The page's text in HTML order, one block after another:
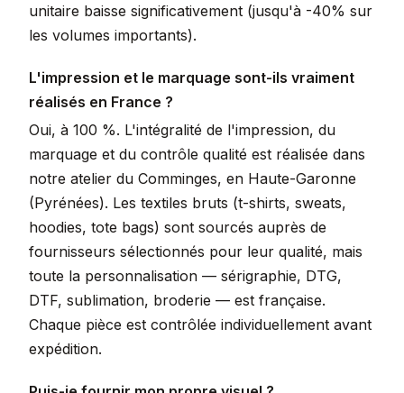
unitaire baisse significativement (jusqu'à -40% sur
les volumes importants).
L'impression et le marquage sont-ils vraiment
réalisés en France ?
Oui, à 100 %. L'intégralité de l'impression, du
marquage et du contrôle qualité est réalisée dans
notre atelier du Comminges, en Haute-Garonne
(Pyrénées). Les textiles bruts (t-shirts, sweats,
hoodies, tote bags) sont sourcés auprès de
fournisseurs sélectionnés pour leur qualité, mais
toute la personnalisation — sérigraphie, DTG,
DTF, sublimation, broderie — est française.
Chaque pièce est contrôlée individuellement avant
expédition.